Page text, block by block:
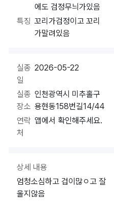
에도 검정무늬가있음
특징 꼬리가검정이고 꼬리
가말려있음
실종
일
2026-05-22
실종
장소
인천광역시 미추홀구
용현동158번길14/44
연락
처
앱에서 확인해주세요.
상세 내용
엄청소심하고 겁이많ㅇ고 잘
울지않음